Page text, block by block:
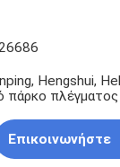
Hengshui,
πάρκο
Επικοινωνήστε